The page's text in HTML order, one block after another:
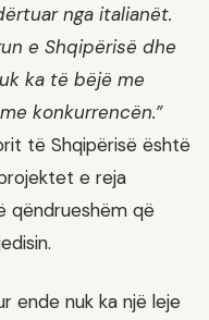
nga italianët.
e Shqipërisë dhe
ka të bëjë me
konkurrencën.”
të Shqipërisë është
e reja
qëndrueshëm që
ende nuk ka një leje